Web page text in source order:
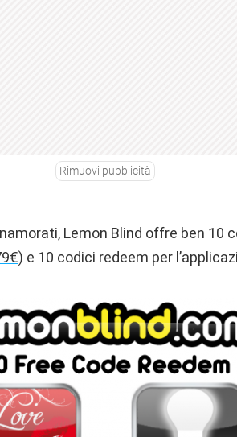
Rimuovi pubblicità
Lemon Blind offre ben 10
) e 10 codici redeem per